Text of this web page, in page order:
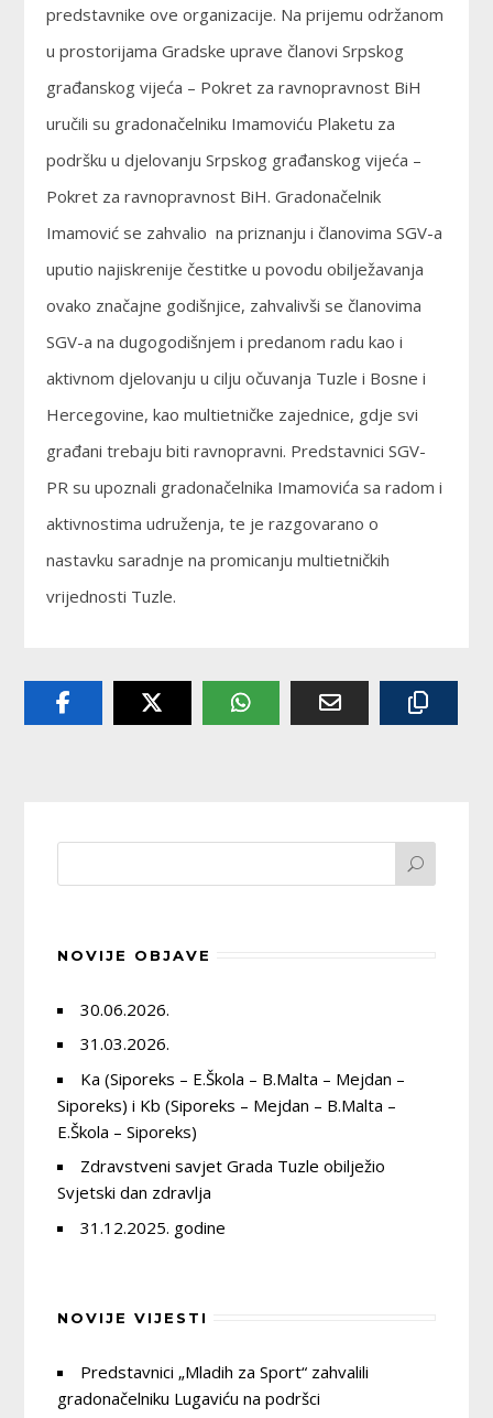
predstavnike ove organizacije. Na prijemu održanom
u prostorijama Gradske uprave članovi Srpskog
građanskog vijeća – Pokret za ravnopravnost BiH
uručili su gradonačelniku Imamoviću Plaketu za
podršku u djelovanju Srpskog građanskog vijeća –
Pokret za ravnopravnost BiH. Gradonačelnik
Imamović se zahvalio na priznanju i članovima SGV-a
uputio najiskrenije čestitke u povodu obilježavanja
ovako značajne godišnjice, zahvalivši se članovima
SGV-a na dugogodišnjem i predanom radu kao i
aktivnom djelovanju u cilju očuvanja Tuzle i Bosne i
Hercegovine, kao multietničke zajednice, gdje svi
građani trebaju biti ravnopravni. Predstavnici SGV-
PR su upoznali gradonačelnika Imamovića sa radom i
aktivnostima udruženja, te je razgovarano o
nastavku saradnje na promicanju multietničkih
vrijednosti Tuzle.
NOVIJE OBJAVE
30.06.2026.
31.03.2026.
Ka (Siporeks – E.Škola – B.Malta – Mejdan –
Siporeks) i Kb (Siporeks – Mejdan – B.Malta –
E.Škola – Siporeks)
Zdravstveni savjet Grada Tuzle obilježio
Svjetski dan zdravlja
31.12.2025. godine
NOVIJE VIJESTI
Predstavnici „Mladih za Sport“ zahvalili
gradonačelniku Lugaviću na podršci